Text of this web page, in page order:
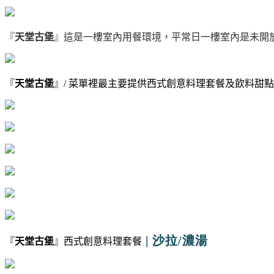
『天堂古堡』這是一樓室內用餐環境，平常日一樓室內是未開
『天堂古堡』/ 菜單裡最主要提供西式創意料理套餐及飲料甜點
『天堂古堡』西式創意料理套餐 | 沙拉/濃湯